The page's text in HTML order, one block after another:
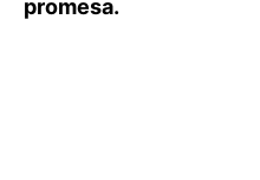
promesa.